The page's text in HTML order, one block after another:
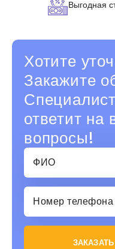
Выгодная
Хотите
Закажите
ответит на
вопросы!